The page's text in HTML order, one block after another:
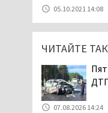
Тагиле
них
05.10.2021 14:08
ЧИТАЙТЕ
07.08.2026 14:24